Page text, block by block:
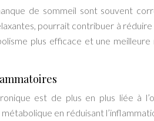
de sommeil sont souvent
pourrait contribuer à
plus efficace et une
est de plus en plus liée à
en réduisant